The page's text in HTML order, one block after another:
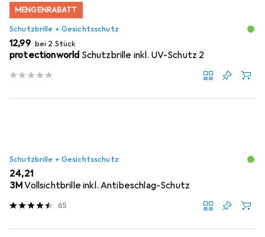
MENGENRABATT
Schutzbrille + Gesichtsschutz
EUR
12,99 bei 2 Stück
protectionworld Schutzbrille inkl. UV-Schutz 2
Schutzbrille + Gesichtsschutz
EUR
24,21
3MVollsichtbrille inkl. Antibeschlag-Schutz
65